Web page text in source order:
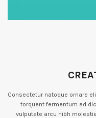
Consectetur natoque ornare
torquent fermentum ad
vulputate arcu nibh